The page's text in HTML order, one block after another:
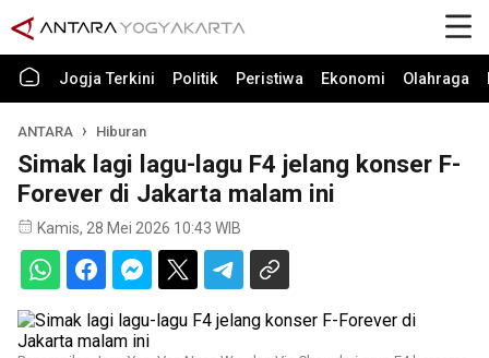
Jogja Terkini Politik Peristiwa Ekonomi Olahraga
ANTARA Hiburan
Simak lagi lagu-lagu F4 jelang konser F-
Forever di Jakarta malam ini
Kamis, 28 Mei 2026 10:43 WIB